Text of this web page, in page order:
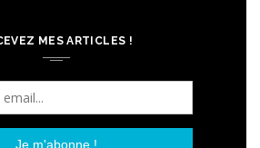
MES ARTICLES !